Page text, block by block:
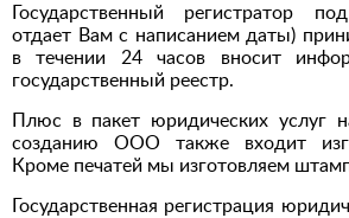
Государственный регистратор
отдает Вам с написанием даты)
в течении 24 часов вносит
государственный реестр.
Плюс в пакет юридических услуг
созданию ООО также входит
Кроме печатей мы изготовляем
Государственная регистрация